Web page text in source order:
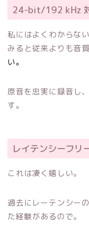
24-bit/192 kHz
私にはよくわからな
みると従来よりも音
い。
原音を忠実に録音し
す。
レイテンシーフリ
これは凄く嬉しい。
過去にレーテンシー
た経験があるので。